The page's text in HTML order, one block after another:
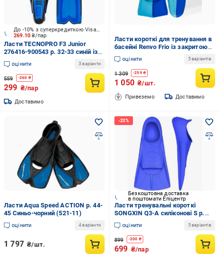
269.10₴/пар
До -10% з суперкредиткою Visa Вигода
Ласти TECNOPRO F3 Junior
276416-900543 р. 32-33 синій із
чорним
оцінити 3 варіанти
559 -260 ₴
299 ₴/пар
Доставимо
Ласти короткі для тренування в
басейні Renvo Frio із закритою
п'ятою р. 36-38 Синій/Блакитний
(SF100-46 36-38)
оцінити 5 варіантів
1 309 -259₴
1 050 ₴/шт.
Привеземо Доставимо
Ласти Aqua Speed ACTION р. 44-
45 Синьо-чорний (521-11)
оцінити 4 варіанти
1 797 ₴/шт.
Безкоштовна доставка
в поштомати Епіцентр
Ласти тренувальні короткі
SONGXIN Q3-A силіконові S р.
33-35 Синій (6c933b34)
оцінити 5 варіантів
899 -200 ₴
699 ₴/пар